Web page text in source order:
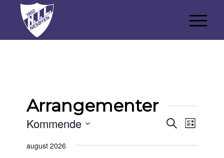
Arrangementer
Søk
Views
Liste
Kommende
dato.
august 2026